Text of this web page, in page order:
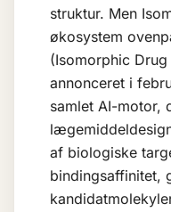
struktur. Men
økosystem
(Isomorphic
annonceret i
samlet AI-motor,
af biologiske
bindingsaffinitet,